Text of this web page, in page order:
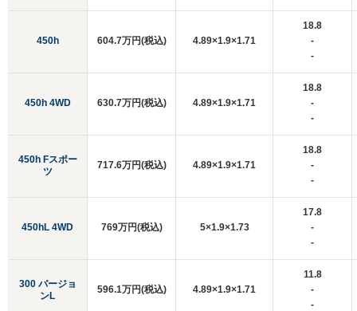
450h
450h 4WD
450h Fスポー
ツ
450hL 4WD
300 バージョ
ンL
604.7万円(税込) 4.89×1.9×1.71
18.8
-
-
630.7万円(税込) 4.89×1.9×1.71
18.8
-
-
717.6万円(税込) 4.89×1.9×1.71
18.8
-
-
769万円(税込) 5×1.9×1.73
17.8
-
-
596.1万円(税込) 4.89×1.9×1.71
11.8
-
-